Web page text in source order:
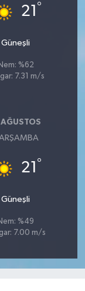
21 °
Güneşli
%62
7.31 m/s
21 °
Güneşli
%49
7.00 m/s